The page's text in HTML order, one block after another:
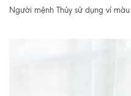
Người mệnh Thủy sử dụng ví